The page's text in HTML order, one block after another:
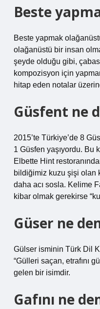
Beste
Beste yapmak
olağanüstü bir insan
şeyde olduğu gibi,
kompozisyon için
hitap eden notalar
Güsfent ne
2015’te Türkiye’de 8
1 Güsfen yaşıyordu. Bu
Elbette Hint
bildiğimiz kuzu şişi olan
daha acı sosla. Kelime
kibar olmak gerekirse
Güser ne
Gülser isminin Türk Dil
“Gülleri saçan, etrafını
gelen bir isimdir.
Gafını ne